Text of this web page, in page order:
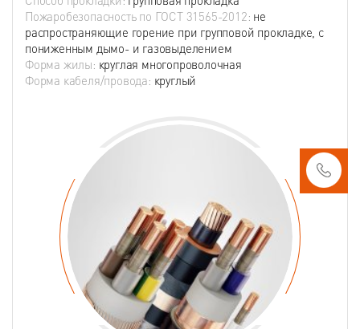
Пожаробезопасность по ГОСТ 31565-2012: не
распространяющие горение при групповой прокладке, с
пониженным дымо- и газовыделением
Форма жилы: круглая многопроволочная
Форма кабеля/провода: круглый